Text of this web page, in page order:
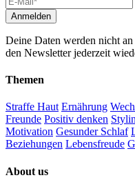
Deine Daten werden nicht
den Newsletter jederzeit
Themen
Straffe Haut Ernährung
Freunde Positiv denken
Motivation Gesunder Schlaf
Beziehungen Lebensfreude
About us